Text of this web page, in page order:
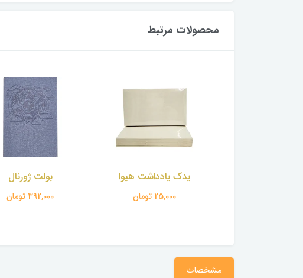
محصولات مرتبط
بولت ژورنال
392,000 تومان
تقویم رومیزی نارون
470,000 تومان
مشخصات